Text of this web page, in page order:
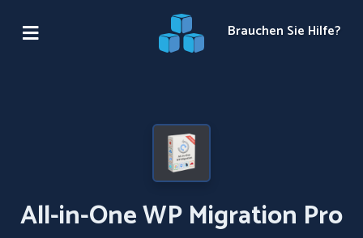
Brauchen Sie Hilfe?
All-in-One WP Migration Pro